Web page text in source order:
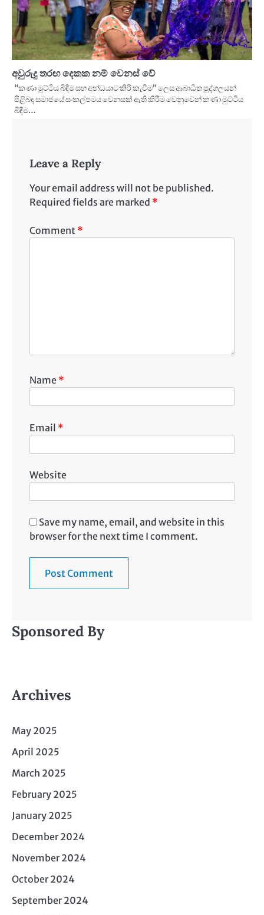
අවුරුදු තරඟ දෙකක නම් වෙනස් වේ
“කණා මුට්ටිය බිඳීම සහ අන්ධයාට කිරි කැවීම” ලෙස ආබාධිත පුද්ගලයන්
පිළිබඳ සමාජයේ සංකල්පමය වෙනසක් ඇති කිරීම වෙනුවෙන් කණා මුට්ටිය
බිඳීම…
Leave a Reply
Your email address will not be published.
Required fields are marked *
Comment *
Name *
Email *
Website
Save my name, email, and website in this
browser for the next time I comment.
Sponsored By
Archives
May 2025
April 2025
March 2025
February 2025
January 2025
December 2024
November 2024
October 2024
September 2024